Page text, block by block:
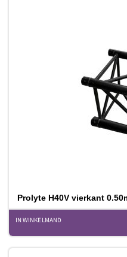
Prolyte H40V vierkant
IN WINKELMAND